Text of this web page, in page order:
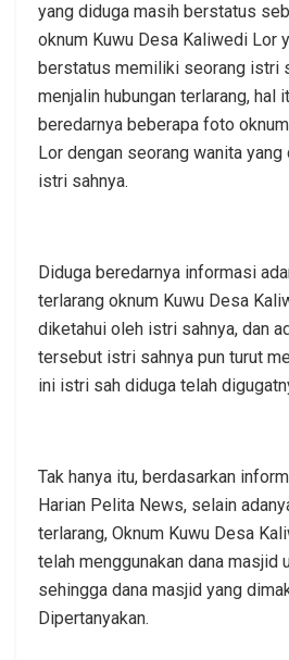
yang diduga masih berstatus
oknum Kuwu Desa Kaliwedi Lor
berstatus memiliki seorang istri
menjalin hubungan terlarang, hal
beredarnya beberapa foto
Lor dengan seorang wanita yang
istri sahnya.
Diduga beredarnya informasi
terlarang oknum Kuwu Desa
diketahui oleh istri sahnya, dan
tersebut istri sahnya pun turut
ini istri sah diduga telah
Tak hanya itu, berdasarkan
Harian Pelita News, selain
terlarang, Oknum Kuwu Desa
telah menggunakan dana masjid
sehingga dana masjid yang
Dipertanyakan.